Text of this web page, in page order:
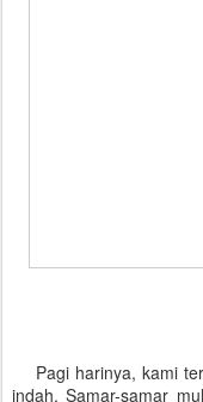
Pagi harinya, kami
indah. Samar-samar